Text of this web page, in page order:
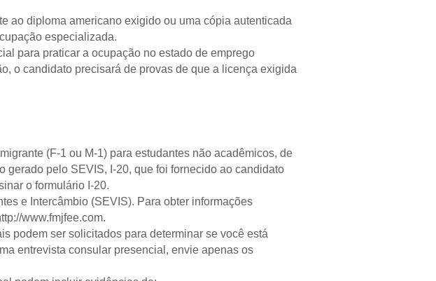
ao diploma americano exigido ou uma cópia autenticada
especializada.
para praticar a ocupação no estado de emprego
o candidato precisará de provas de que a licença exigida
(F-1 ou M-1) para estudantes não acadêmicos, de
pelo SEVIS, I-20, que foi fornecido ao candidato
o formulário I-20.
e Intercâmbio (SEVIS). Para obter informações
www.fmjfee.com.
podem ser solicitados para determinar se você está
entrevista consular presencial, envie apenas os